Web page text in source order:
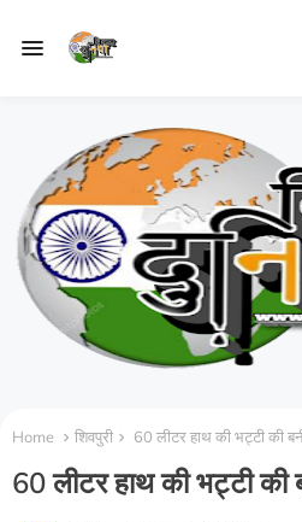
Home शिवपुरी 60 लीटर हाथ की भट्टी की
60 लीटर हाथ की भट्टी की